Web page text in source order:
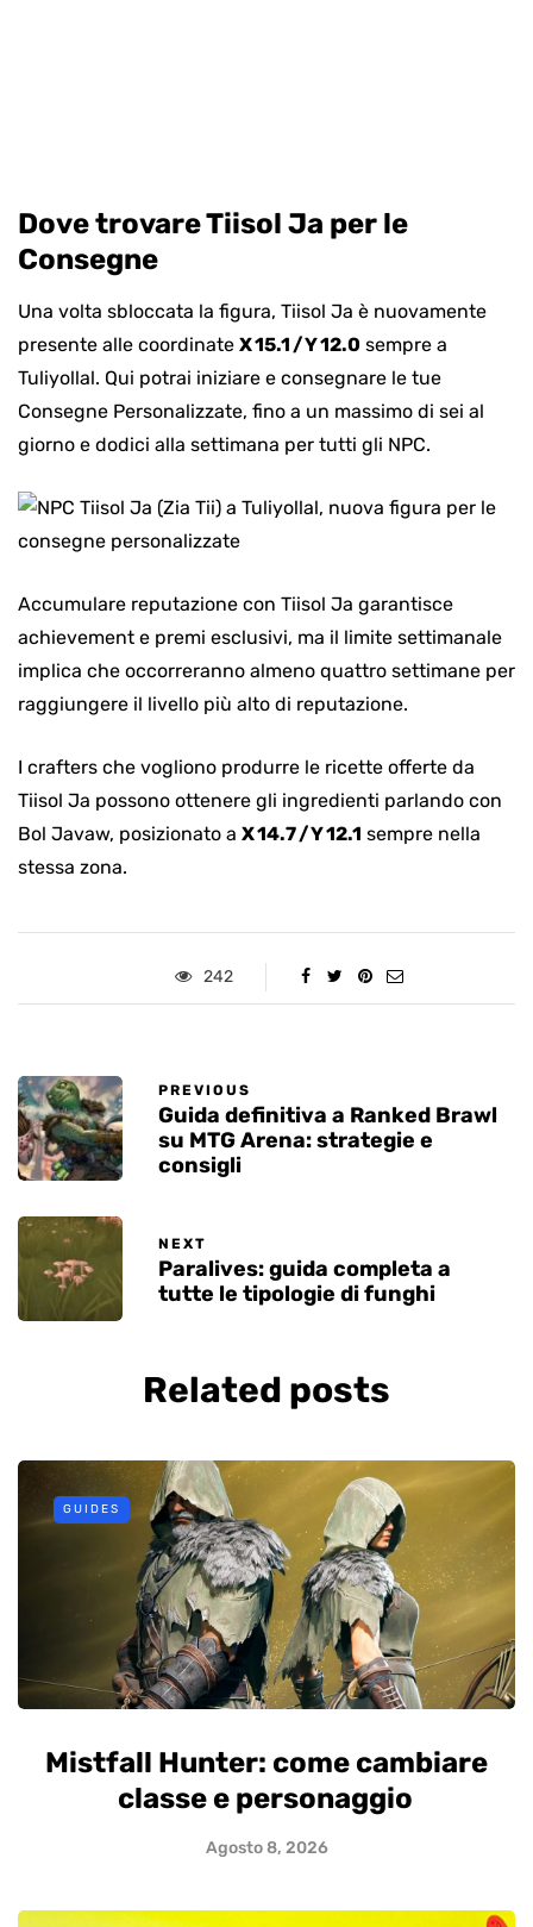
Dove trovare Tiisol Ja per le
Consegne
Una volta sbloccata la figura, Tiisol Ja è nuovamente
presente alle coordinate X 15.1 / Y 12.0 sempre a
Tuliyollal. Qui potrai iniziare e consegnare le tue
Consegne Personalizzate, fino a un massimo di sei al
giorno e dodici alla settimana per tutti gli NPC.
Accumulare reputazione con Tiisol Ja garantisce
achievement e premi esclusivi, ma il limite settimanale
implica che occorreranno almeno quattro settimane per
raggiungere il livello più alto di reputazione.
I crafters che vogliono produrre le ricette offerte da
Tiisol Ja possono ottenere gli ingredienti parlando con
Bol Javaw, posizionato a X 14.7 / Y 12.1 sempre nella
stessa zona.
242
PREVIOUS
Guida definitiva a Ranked Brawl
su MTG Arena: strategie e
consigli
NEXT
Paralives: guida completa a
tutte le tipologie di funghi
Related posts
GUIDES
Mistfall Hunter: come cambiare
classe e personaggio
Agosto 8, 2026